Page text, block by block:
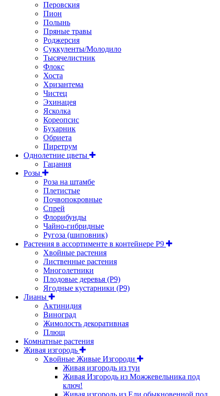
Перовския
Пион
Полынь
Пряные травы
Роджерсия
Суккуленты/Молодило
Тысячелистник
Флокс
Хоста
Хризантема
Чистец
Эхинацея
Ясколка
Кореопсис
Бухарник
Обриета
Пиретрум
Однолетние цветы
Гацания
Розы
Роза на штамбе
Плетистые
Почвопокровные
Спрей
Флорибунды
Чайно-гибридные
Ругоза (шиповник)
Растения в ассортименте в контейнере P9
Хвойные растения
Лиственные растения
Многолетники
Плодовые деревья (Р9)
Ягодные кустарники (Р9)
Лианы
Актинидия
Виноград
Жимолость декоративная
Плющ
Комнатные растения
Живая изгородь
Хвойные Живые Изгороди
Живая изгородь из туи
Живая Изгородь из Можжевельника под
ключ!
Живая изгородь из Ели обыкновенной под